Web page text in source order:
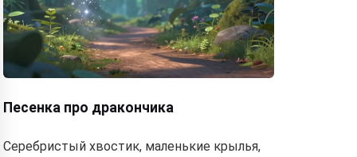
Песенка про дракончика
Серебристый хвостик, маленькие крылья,